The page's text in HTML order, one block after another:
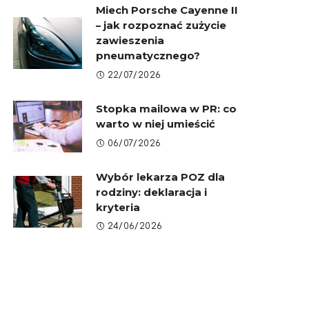
Miech Porsche Cayenne II
– jak rozpoznać zużycie
zawieszenia
pneumatycznego?
22/07/2026
Stopka mailowa w PR: co
warto w niej umieścić
06/07/2026
Wybór lekarza POZ dla
rodziny: deklaracja i
kryteria
24/06/2026